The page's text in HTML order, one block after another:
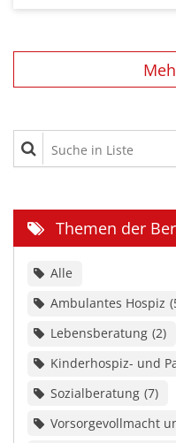
Suche in Liste
Themen der
Alle
Ambulantes Hospiz
Lebensberatung 2
Kinderhospiz- und
Sozialberatung 7
Vorsorgevollmacht